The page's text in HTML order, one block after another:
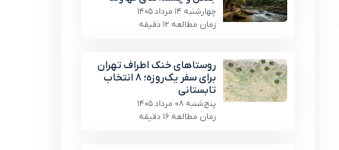
چهارشنبه 14 مرداد 1405
زمان مطالعه 12 دقیقه
روستاهای خنک اطراف تهران
برای سفر یک‌روزه؛ ۸ انتخاب
تابستانی
پنج‌شنبه 08 مرداد 1405
زمان مطالعه 16 دقیقه